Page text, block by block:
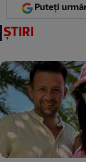
Puteți
ȘTIRI